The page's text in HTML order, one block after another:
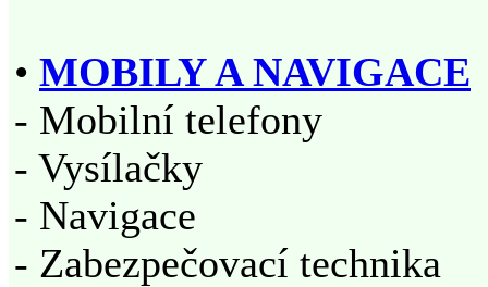
• MOBILY A NAVIGACE
- Mobilní telefony
- Vysílačky
- Navigace
- Zabezpečovací technika